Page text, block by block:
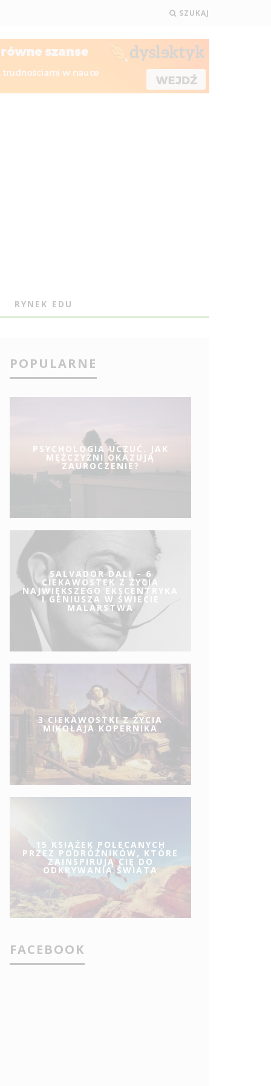
SZUKAJ
RYNEK EDU
POPULARNE
PSYCHOLOGIA UCZUĆ. JAK
MĘŻCZYŹNI OKAZUJĄ
ZAUROCZENIE?
SALVADOR DALI – 6
CIEKAWOSTEK Z ŻYCIA
NAJWIĘKSZEGO EKSCENTRYKA
I GENIUSZA W ŚWIECIE
MALARSTWA
3 CIEKAWOSTKI Z ŻYCIA
MIKOŁAJA KOPERNIKA
15 KSIĄŻEK POLECANYCH
PRZEZ PODRÓŻNIKÓW, KTÓRE
ZAINSPIRUJĄ CIĘ DO
ODKRYWANIA ŚWIATA
FACEBOOK